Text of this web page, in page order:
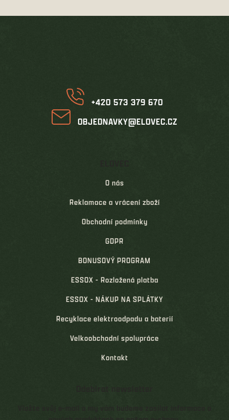
+420 573 379 670
OBJEDNAVKY@ELOVEC.CZ
O nás
Reklamace a vrácení zboží
Obchodní podmínky
GDPR
BONUSOVÝ PROGRAM
ESSOX - Rozložená platba
ESSOX - NÁKUP NA SPLÁTKY
Recyklace elektroodpadu a baterií
Velkoobchodní spolupráce
Kontakt